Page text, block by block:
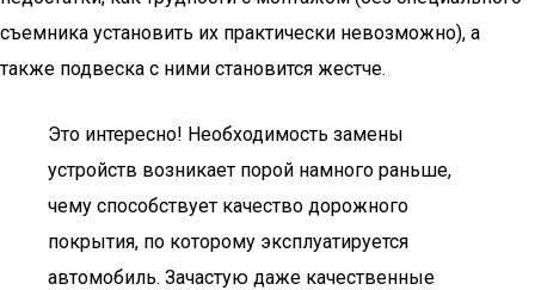
съемника установить их практически невозможно), а
также подвеска с ними становится жестче.
Это интересно! Необходимость замены
устройств возникает порой намного раньше,
чему способствует качество дорожного
покрытия, по которому эксплуатируется
автомобиль. Зачастую даже качественные